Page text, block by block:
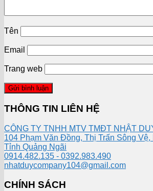
Tên
Email
Trang web
THÔNG TIN LIÊN HỆ
CÔNG TY TNHH MTV TMĐT NHẬT
104 Phạm Văn Đồng, Thị Trấn Sông
Tỉnh Quảng Ngãi
0914.482.135 - 0392.983.490
nhatduycompany104@gmail.com
CHÍNH SÁCH